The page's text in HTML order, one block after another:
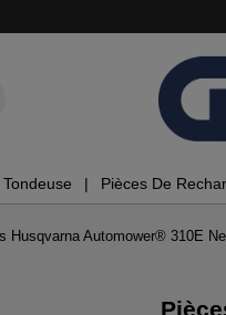
Pièces De
Husqvarna Automower® 310E